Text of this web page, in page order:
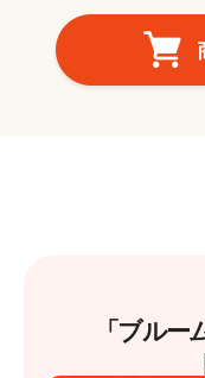
「ブル